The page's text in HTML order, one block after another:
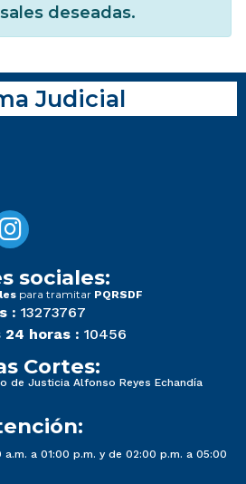
deseadas.
Judicial
sociales:
para tramitar PQRSDF
: 13273767
horas : 10456
Cortes:
de Justicia Alfonso Reyes Echandía
a 01:00 p.m. y de 02:00 p.m. a 05:00